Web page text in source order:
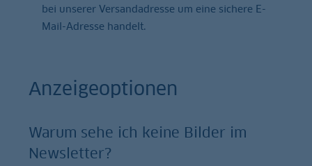
bei unserer Versandadresse um eine sichere E-
Mail-Adresse handelt.
Anzeigeoptionen
Warum sehe ich keine Bilder im
Newsletter?